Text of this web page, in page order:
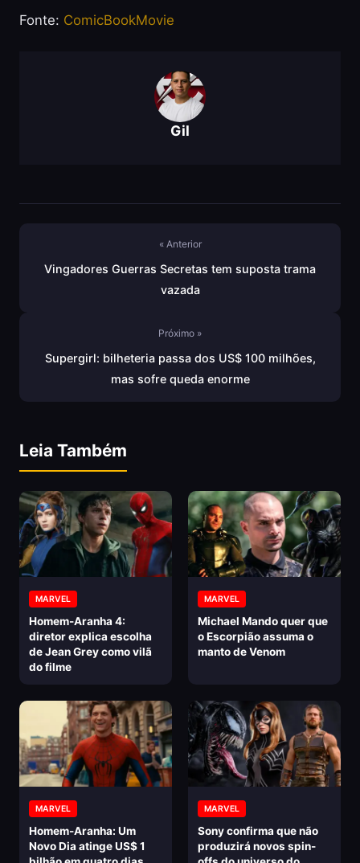
Fonte: ComicBookMovie
Gil
« Anterior
Vingadores Guerras Secretas tem suposta trama
vazada
Próximo »
Supergirl: bilheteria passa dos US$ 100 milhões,
mas sofre queda enorme
Leia Também
MARVEL
Homem-Aranha 4:
diretor explica escolha
de Jean Grey como vilã
do filme
MARVEL
Michael Mando quer que
o Escorpião assuma o
manto de Venom
MARVEL
Homem-Aranha: Um
Novo Dia atinge US$ 1
MARVEL
Sony confirma que não
produzirá novos spin-